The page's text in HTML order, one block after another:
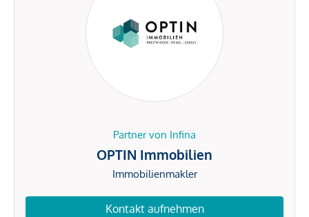
Partner von Infina
OPTIN Immobilien
Immobilienmakler
Kontakt aufnehmen